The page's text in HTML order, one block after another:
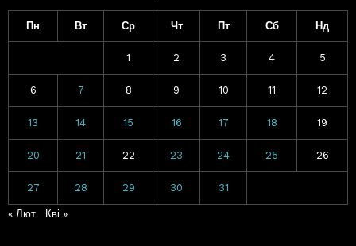
Пн Вт Ср Чт Пт Сб Нд
1 2 3 4 5
6 7 8 9 10 11 12
13 14 15 16 17 18 19
20 21 22 23 24 25 26
27 28 29 30 31
« Лют Кві »